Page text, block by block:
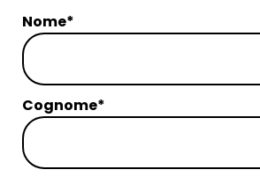
Nome*
Cognome*